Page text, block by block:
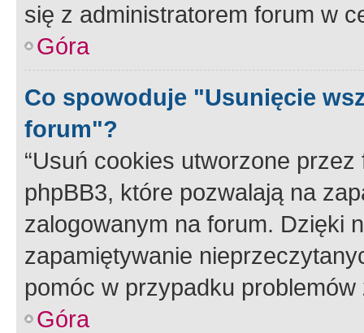
się z administratorem forum w
Góra
Co spowoduje "Usunięcie
forum"?
“Usuń cookies utworzone
phpBB3, które pozwalają na
zalogowanym na forum. Dzięki
zapamiętywanie
pomóc w przypadku
Góra